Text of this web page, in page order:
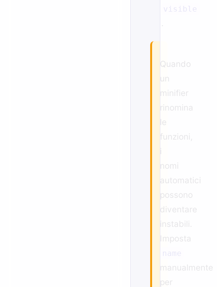
visible
.
Quando
un
minifier
rinomina
le
funzioni,
nomi
automatici
possono
diventare
instabili.
Imposta
manualmente
per